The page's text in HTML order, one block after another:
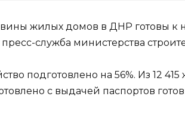
жилых домов в ДНР готовы к
служба министерства
подготовлено на 56%. Из 12
с выдачей паспортов